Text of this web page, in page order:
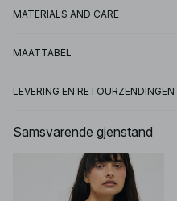
MATERIALS AND CARE
MAATTABEL
LEVERING EN RETOURZENDINGEN
Samsvarende gjenstand